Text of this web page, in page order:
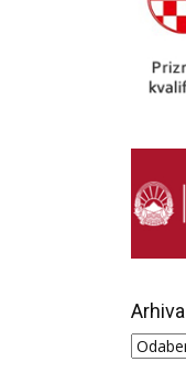
Arhiva
Arhiva